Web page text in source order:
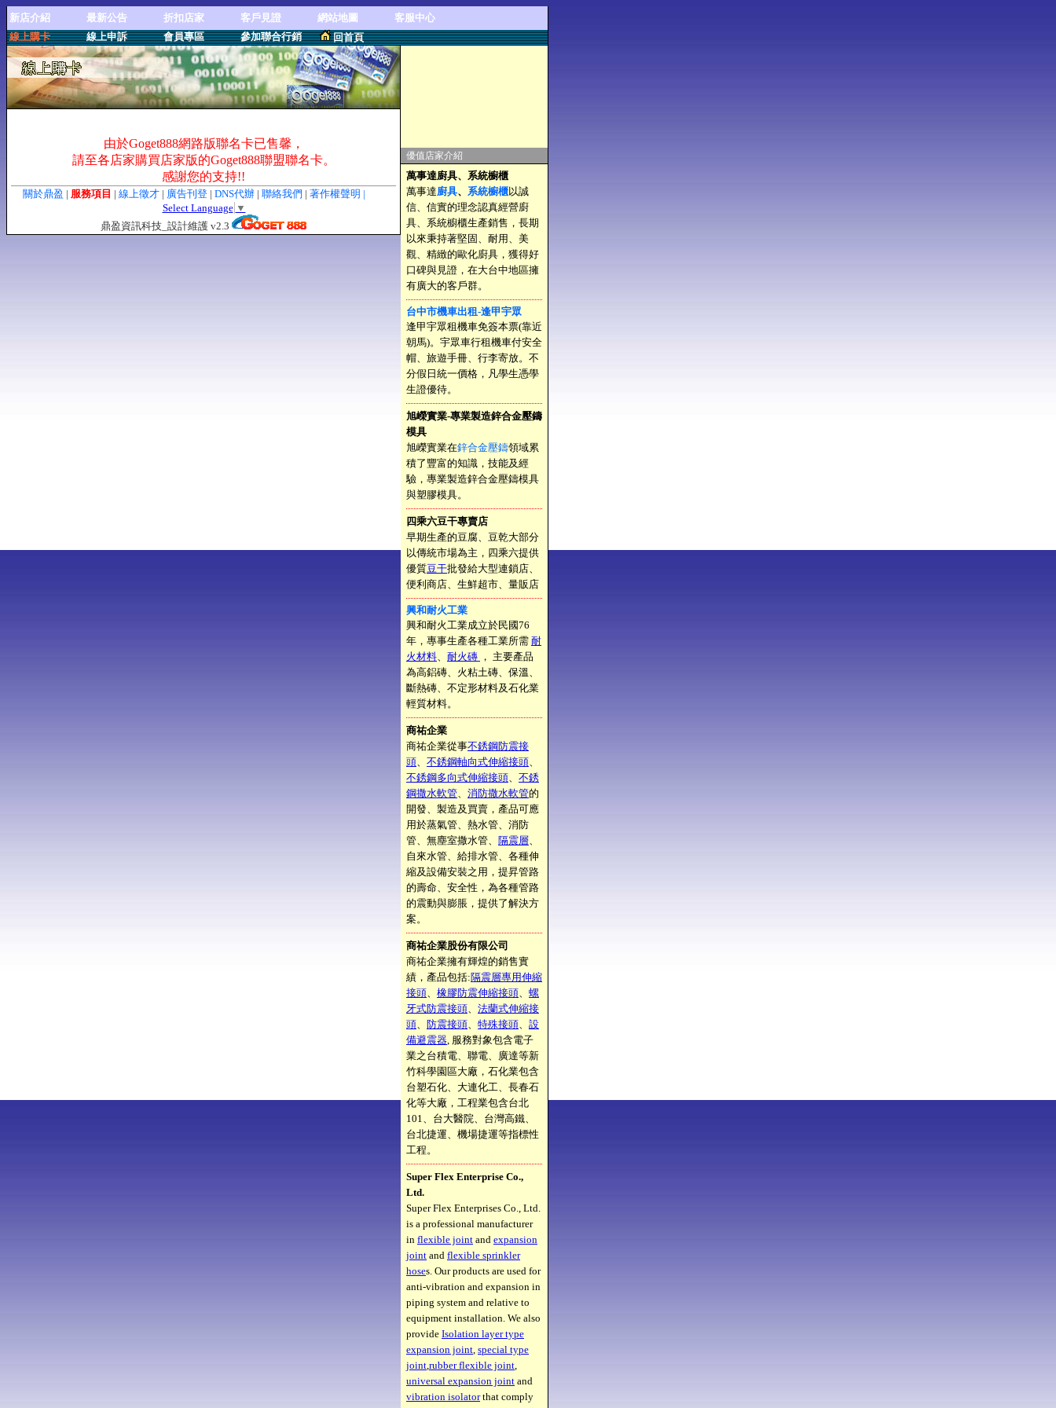
新店介紹 最新公告 折扣店家 客戶見證 網站地圖
客服中心
線上購卡
線上申訴 會員專區 參加聯合行銷 回首頁
由於Goget888網路版聯名卡已售馨，
請至各店家購買店家版的Goget888聯盟聯名卡。
感謝您的支持!!
關於鼎盈 | 服務項目 | 線上徵才 | 廣告刊登 | DNS代辦 | 聯絡我們 | 著作權聲明 |
Select Language ▼
鼎盈資訊科技_設計維護 v2.3
優值店家介紹
萬事達廚具、系統櫥櫃
萬事達廚具、 系統櫥櫃以誠
信、信實的理念認真經營廚
具、系統櫥櫃生產銷售，長期
以來秉持著堅固、耐用、美
觀、精緻的歐化廚具，獲得好
口碑與見證，在大台中地區擁
有廣大的客戶群。
台中市機車出租-逢甲宇眾
逢甲宇眾租機車免簽本票(靠近
朝馬)。宇眾車行租機車付安全
帽、旅遊手冊、行李寄放。不
分假日統一價格，凡學生憑學
生證優待。
旭嶸實業-專業製造鋅合金壓鑄
模具
旭嶸實業在鋅合金壓鑄領域累
積了豐富的知識，技能及經
驗，專業製造鋅合金壓鑄模具
與塑膠模具。
四乘六豆干專賣店
早期生產的豆腐、豆乾大部分
以傳統市場為主，四乘六提供
優質豆干批發給大型連鎖店、
便利商店、生鮮超市、量販店
興和耐火工業
興和耐火工業成立於民國76
年，專事生產各種工業所需 耐
火材料、 耐火磚 ， 主要產品
為高鋁磚、火粘土磚、保溫、
斷熱磚、不定形材料及石化業
輕質材料。
商祐企業
商祐企業從事不銹鋼防震接
頭、 不銹鋼軸向式伸縮接頭、
不銹鋼多向式伸縮接頭、 不銹
鋼撒水軟管、 消防撒水軟管的
開發、製造及買賣，產品可應
用於蒸氣管、熱水管、消防
管、無塵室撒水管、 隔震層、
自來水管、給排水管、各種伸
縮及設備安裝之用，提昇管路
的壽命、安全性，為各種管路
的震動與膨脹，提供了解決方
案。
商祐企業股份有限公司
商祐企業擁有輝煌的銷售實
績，產品包括:隔震層專用伸縮
接頭、 橡膠防震伸縮接頭、 螺
牙式防震接頭、 法蘭式伸縮接
頭、 防震接頭、 特殊接頭、 設
備避震器, 服務對象包含電子
業之台積電、聯電、廣達等新
竹科學園區大廠，石化業包含
台塑石化、大連化工、長春石
化等大廠，工程業包含台北
101、台大醫院、台灣高鐵、
台北捷運、機場捷運等指標性
工程。
Super Flex Enterprise Co.,
Ltd.
Super Flex Enterprises Co., Ltd.
is a professional manufacturer
in flexible joint and expansion
joint and flexible sprinkler
hoses. Our products are used for
anti-vibration and expansion in
piping system and relative to
equipment installation. We also
provide Isolation layer type
expansion joint, special type
joint,rubber flexible joint,
universal expansion joint and
vibration isolatorthat comply